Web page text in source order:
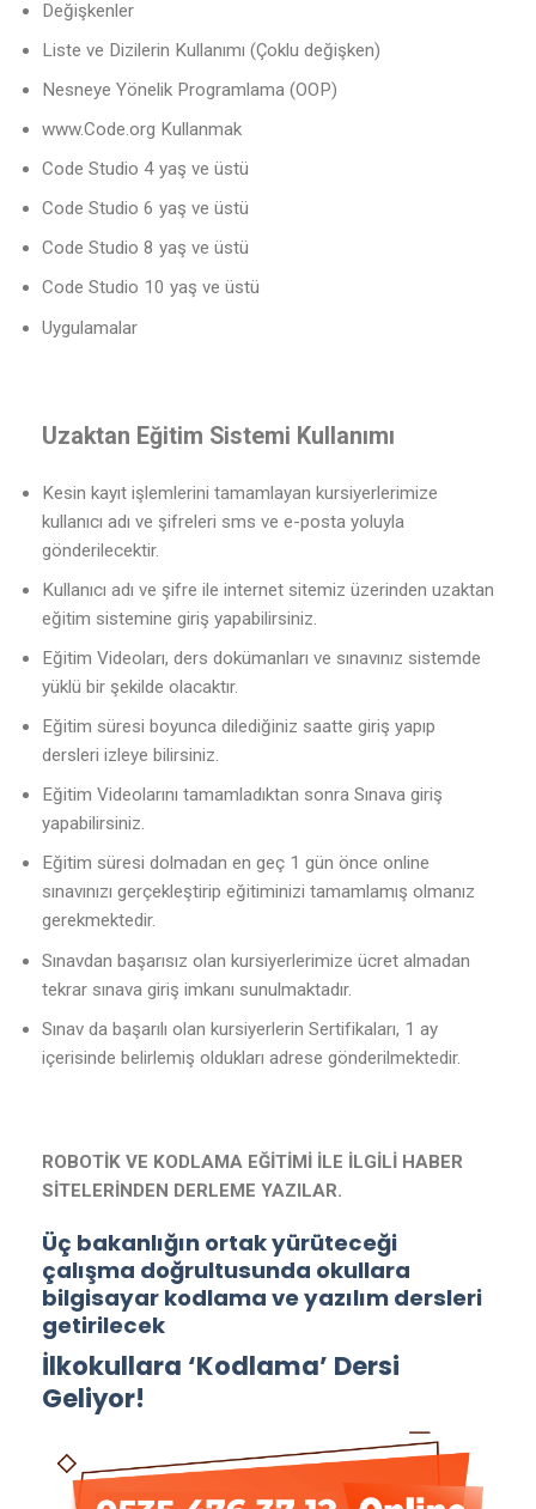
Değişkenler
Liste ve Dizilerin Kullanımı (Çoklu değişken)
Nesneye Yönelik Programlama (OOP)
www.Code.org Kullanmak
Code Studio 4 yaş ve üstü
Code Studio 6 yaş ve üstü
Code Studio 8 yaş ve üstü
Code Studio 10 yaş ve üstü
Uygulamalar
Uzaktan Eğitim Sistemi Kullanımı
Kesin kayıt işlemlerini tamamlayan kursiyerlerimize
kullanıcı adı ve şifreleri sms ve e-posta yoluyla
gönderilecektir.
Kullanıcı adı ve şifre ile internet sitemiz üzerinden uzaktan
eğitim sistemine giriş yapabilirsiniz.
Eğitim Videoları, ders dokümanları ve sınavınız sistemde
yüklü bir şekilde olacaktır.
Eğitim süresi boyunca dilediğiniz saatte giriş yapıp
dersleri izleye bilirsiniz.
Eğitim Videolarını tamamladıktan sonra Sınava giriş
yapabilirsiniz.
Eğitim süresi dolmadan en geç 1 gün önce online
sınavınızı gerçekleştirip eğitiminizi tamamlamış olmanız
gerekmektedir.
Sınavdan başarısız olan kursiyerlerimize ücret almadan
tekrar sınava giriş imkanı sunulmaktadır.
Sınav da başarılı olan kursiyerlerin Sertifikaları, 1 ay
içerisinde belirlemiş oldukları adrese gönderilmektedir.
ROBOTİK VE KODLAMA EĞİTİMİ İLE İLGİLİ HABER
SİTELERİNDEN DERLEME YAZILAR.
Üç bakanlığın ortak yürüteceği
çalışma doğrultusunda okullara
bilgisayar kodlama ve yazılım dersleri
getirilecek
İlkokullara ‘Kodlama’ Dersi
Geliyor!